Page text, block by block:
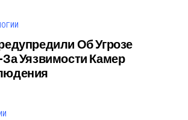
Об Угрозе
Уязвимости Камер